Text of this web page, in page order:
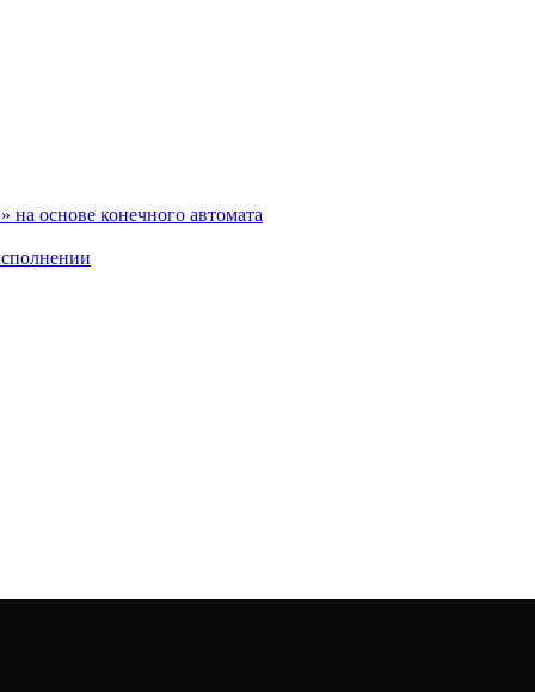
основе конечного автомата